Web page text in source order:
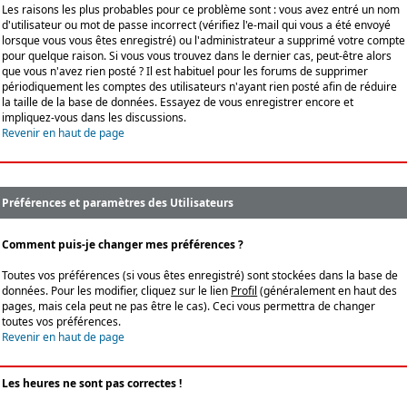
Les raisons les plus probables pour ce problème sont : vous avez entré un nom
d'utilisateur ou mot de passe incorrect (vérifiez l'e-mail qui vous a été envoyé
lorsque vous vous êtes enregistré) ou l'administrateur a supprimé votre compte
pour quelque raison. Si vous vous trouvez dans le dernier cas, peut-être alors
que vous n'avez rien posté ? Il est habituel pour les forums de supprimer
périodiquement les comptes des utilisateurs n'ayant rien posté afin de réduire
la taille de la base de données. Essayez de vous enregistrer encore et
impliquez-vous dans les discussions.
Revenir en haut de page
Préférences et paramètres des Utilisateurs
Comment puis-je changer mes préférences ?
Toutes vos préférences (si vous êtes enregistré) sont stockées dans la base de
données. Pour les modifier, cliquez sur le lien Profil (généralement en haut des
pages, mais cela peut ne pas être le cas). Ceci vous permettra de changer
toutes vos préférences.
Revenir en haut de page
Les heures ne sont pas correctes !